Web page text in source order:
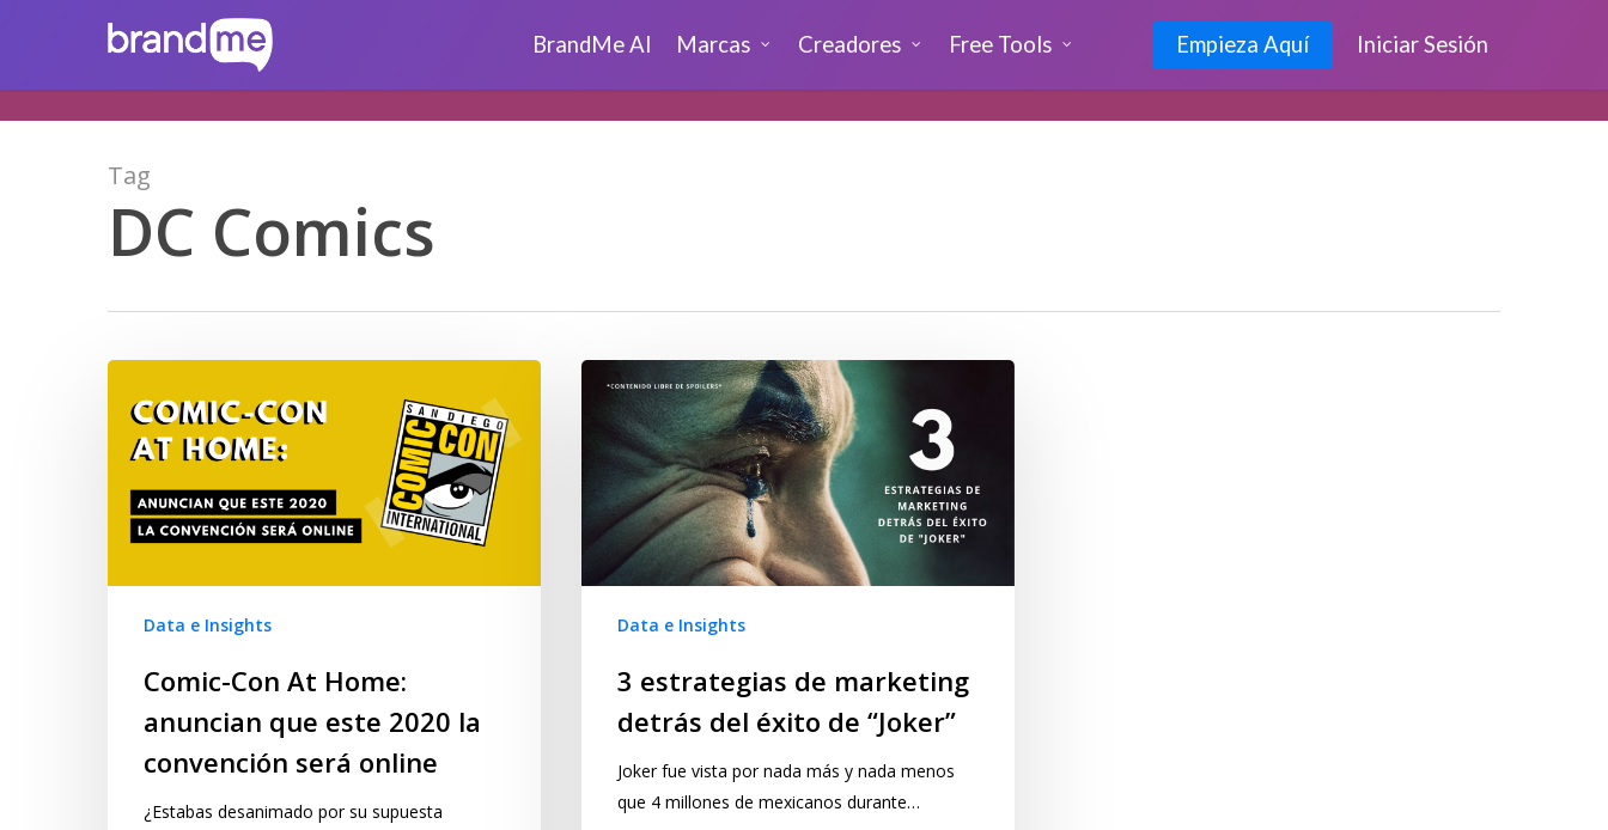
BrandMe AI Marcas Creadores Free Tools Empieza Aquí Iniciar Sesión
Tag
DC Comics
Data e Insights
Comic-Con At Home:
anuncian que este 2020 la
convención será online
¿Estabas desanimado por su supuesta
Data e Insights
3 estrategias de marketing
detrás del éxito de “Joker”
Joker fue vista por nada más y nada menos
que 4 millones de mexicanos durante…